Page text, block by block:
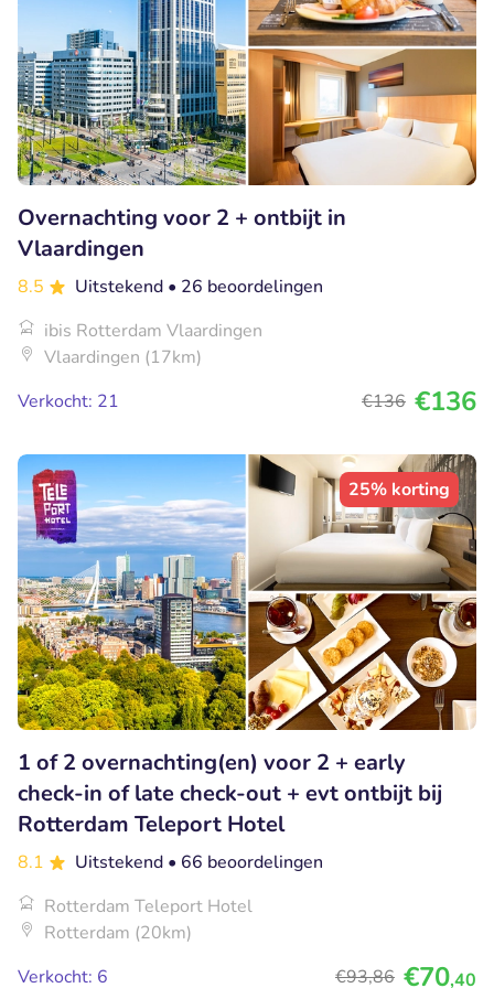
Overnachting voor 2 + ontbijt in
Vlaardingen
8.5 Uitstekend • 26 beoordelingen
ibis Rotterdam Vlaardingen
Vlaardingen (17km)
Verkocht: 21
€136 €136
25% korting
1 of 2 overnachting(en) voor 2 + early
check-in of late check-out + evt ontbijt bij
Rotterdam Teleport Hotel
8.1 Uitstekend • 66 beoordelingen
Rotterdam Teleport Hotel
Rotterdam (20km)
Verkocht: 6
€93,86 €70,40